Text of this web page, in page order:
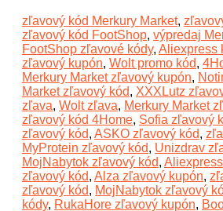
zľavový kód Merkury Market,
zľavový kód FootShop, výpredaj
FootShop zľavové kódy, Aliexpress
zľavový kupón, Wolt promo kód,
Merkury Market zľavový kupón,
Market zľavový kód, XXXLutz
zľava, Wolt zľava, Merkury Market
zľavový kód 4Home, Sofia zľavový
zľavový kód, ASKO zľavový kód,
MyProtein zľavový kód, Unizdrav
MojNabytok zľavový kód,
zľavový kód, Alza zľavový kupón,
zľavový kód, MojNabytok zľavový
kódy, RukaHore zľavový kupón,